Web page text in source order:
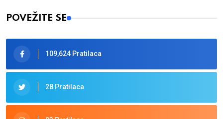
POVEŽITE SE
109,624 Pratilaca
28 Pratilaca